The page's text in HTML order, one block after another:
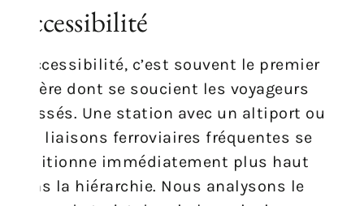
Accessibilité
L’accessibilité, c’est souvent le premier
critère dont se soucient les voyageurs
pressés. Une station avec un altiport ou
des liaisons ferroviaires fréquentes se
positionne immédiatement plus haut
dans la hiérarchie. Nous analysons le